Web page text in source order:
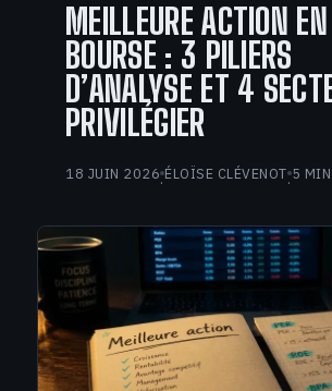
FINANCE
TECH
MEILLEURE ACTION EN
BOURSE : 3 PILIERS
D’ANALYSE ET 4
PRIVILÉGIER
18 JUIN 2026·ÉLOÏSE CLÉVENOT·5 MIN